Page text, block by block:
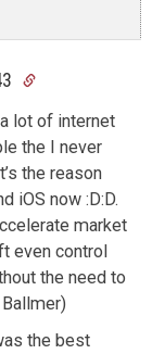
lot of internet
the I never
the reason
iOS now :D:D.
market
even control
the need to
the best